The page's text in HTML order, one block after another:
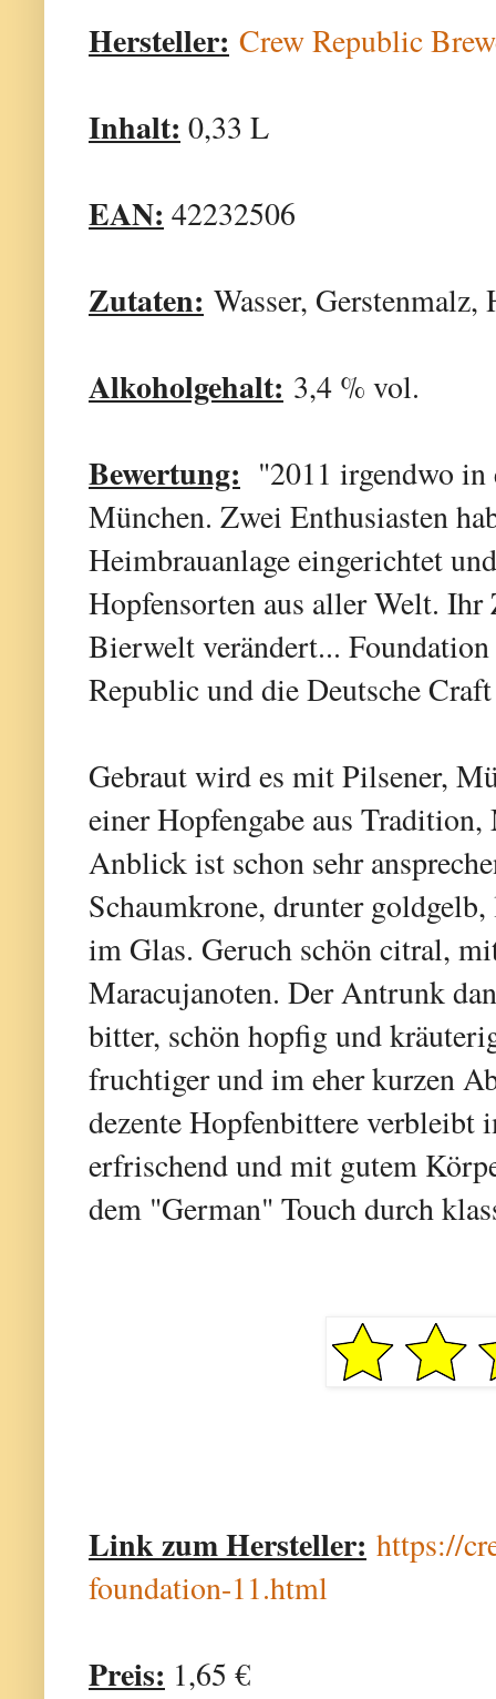
Hersteller: Crew Republic
Inhalt: 0,33 L
EAN: 42232506
Zutaten: Wasser, Gerstenmalz,
Alkoholgehalt: 3,4 % vol.
Bewertung: "2011 irgendwo
München. Zwei Enthusiasten
Heimbrauanlage eingerichtet
Hopfensorten aus aller Welt.
Bierwelt verändert...
Republic und die Deutsche
Gebraut wird es mit Pilsener,
einer Hopfengabe aus
Anblick ist schon sehr
Schaumkrone, drunter
im Glas. Geruch schön citral,
Maracujanoten. Der Antrunk
bitter, schön hopfig und
fruchtiger und im eher kurzen
dezente Hopfenbittere verbleibt
erfrischend und mit gutem
dem "German" Touch durch
Link zum Hersteller: https://
foundation-11.html
Preis: 1,65 €